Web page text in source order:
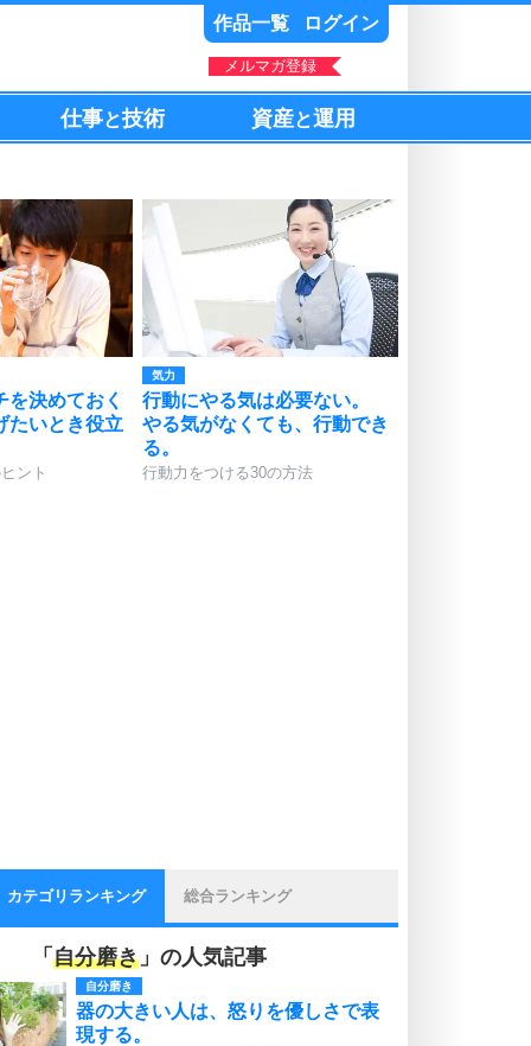
作品一覧 ログイン
メルマガ登録
仕事と技術 資産と運用
を決めておく
たいとき役立
ント
気力
行動にやる気は必要ない。
やる気がなくても、行動でき
る。
行動力をつける30の方法
カテゴリランキング 総合ランキング
「 自分磨き 」の人気記事
自分磨き
器の大きい人は、怒りを優しさで表
現する。